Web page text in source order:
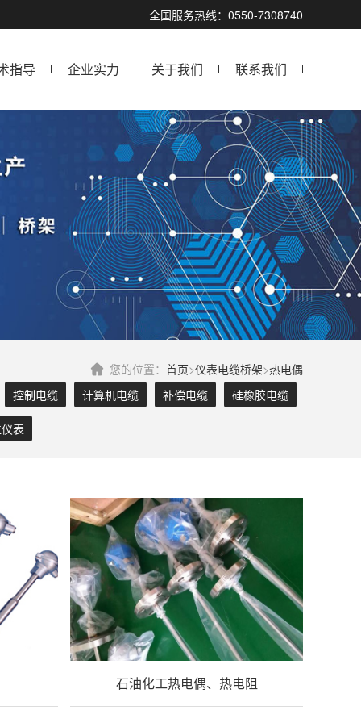
全国服务热线：0550-7308740
指导 企业实力 关于我们 联系我们
您的位置： 首页>仪表电缆桥架>热电偶
控制电缆 计算机电缆 补偿电缆 硅橡胶电缆
表
石油化工热电偶、热电阻